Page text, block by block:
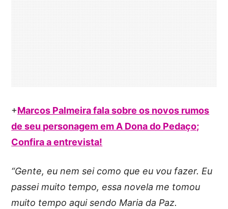
+Marcos Palmeira fala sobre os novos rumos
de seu personagem em A Dona do Pedaço;
Confira a entrevista!
“Gente, eu nem sei como que eu vou fazer. Eu
passei muito tempo, essa novela me tomou
muito tempo aqui sendo Maria da Paz.